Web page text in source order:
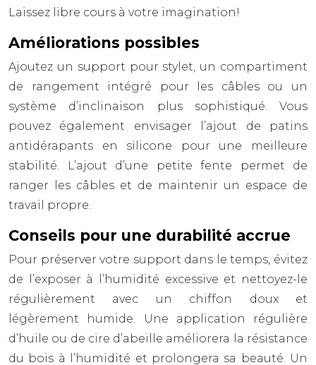
Laissez libre cours à votre imagination!
Améliorations possibles
Ajoutez un support pour stylet, un compartiment
de rangement intégré pour les câbles ou un
système d’inclinaison plus sophistiqué. Vous
pouvez également envisager l’ajout de patins
antidérapants en silicone pour une meilleure
stabilité. L’ajout d’une petite fente permet de
ranger les câbles et de maintenir un espace de
travail propre.
Conseils pour une durabilité accrue
Pour préserver votre support dans le temps, évitez
de l’exposer à l’humidité excessive et nettoyez-le
régulièrement avec un chiffon doux et
légèrement humide. Une application régulière
d’huile ou de cire d’abeille améliorera la résistance
du bois à l’humidité et prolongera sa beauté. Un